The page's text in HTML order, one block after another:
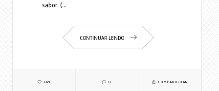
sabor. (…
CONTINUAR LENDO
149 0 COMPARTILHAR